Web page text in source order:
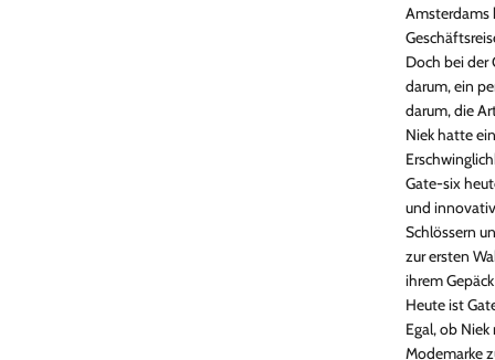
Amsterdams
Doch bei der
darum, ein
darum, die
Niek hatte
Gate-six
und
Schlössern
zur ersten
ihrem
Heute ist
Egal, ob
Modemarke